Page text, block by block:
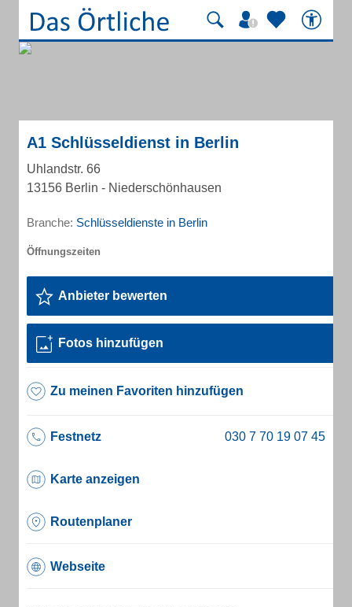
A1 Schlüsseldienst in Berlin
Uhlandstr. 66
13156 Berlin - Niederschönhausen
Branche: Schlüsseldienste in Berlin
Anbieter bewerten
Fotos hinzufügen
Zu meinen Favoriten hinzufügen
Festnetz
Karte anzeigen
Routenplaner
Webseite